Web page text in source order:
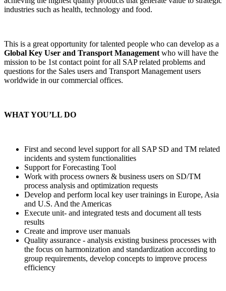
industries such as health, technology and food.
This is a great opportunity for talented people who can develop as a
Global Key User and Transport Management who will have the
mission to be 1st contact point for all SAP related problems and
questions for the Sales users and Transport Management users
worldwide in our commercial offices.
WHAT YOU’LL DO
First and second level support for all SAP SD and TM related
incidents and system functionalities
Support for Forecasting Tool
Work with process owners & business users on SD/TM
process analysis and optimization requests
Develop and perform local key user trainings in Europe, Asia
and U.S. And the Americas
Execute unit- and integrated tests and document all tests
results
Create and improve user manuals
Quality assurance - analysis existing business processes with
the focus on harmonization and standardization according to
group requirements, develop concepts to improve process
efficiency